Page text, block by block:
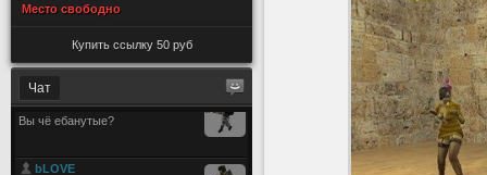
Место свободно
Купить ссылку 50 руб
Чат